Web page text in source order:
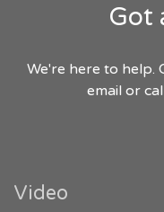
Got
We're here to help.
email or
Video